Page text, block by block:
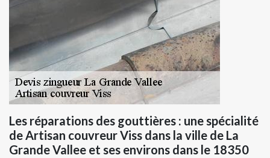
Les réparations des gouttières : une spécialité
de Artisan couvreur Viss dans la ville de La
Grande Vallee et ses environs dans le 18350